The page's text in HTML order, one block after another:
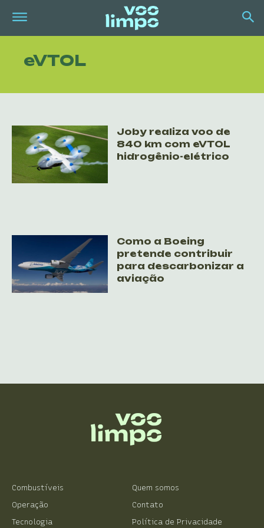
eVTOL
Joby realiza voo de
840 km com eVTOL
hidrogênio-elétrico
Como a Boeing
pretende contribuir
para descarbonizar a
aviação
Combustíveis
Operação
Tecnologia
Quem somos
Contato
Política de Privacidade